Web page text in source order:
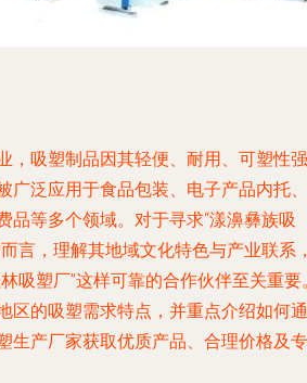
，吸塑制品因其轻便、耐用、可塑性强
广泛应用于食品包装、电子产品内托、
品等多个领域。对于寻求“漾濞彝族吸
言，理解其地域文化特色与产业联系
吸塑厂”这样可靠的合作伙伴至关重要
区的吸塑需求特点，并重点介绍如何通
生产厂家获取优质产品、合理价格及专